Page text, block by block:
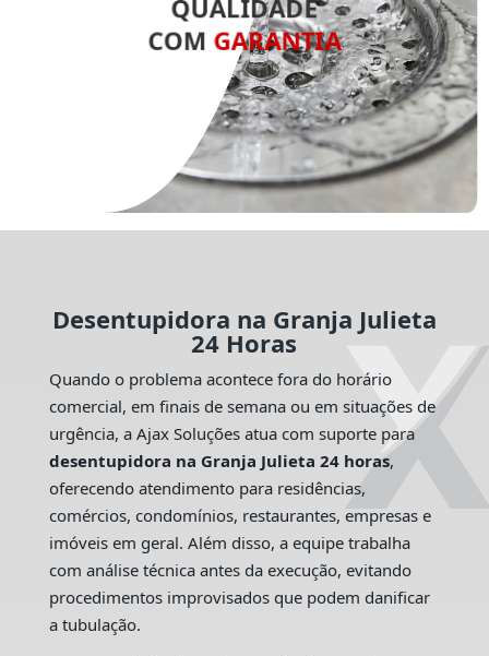
QUALIDADE
COM GARANTIA
Desentupidora na Granja Julieta
24 Horas
Quando o problema acontece fora do horário
comercial, em finais de semana ou em situações de
urgência, a Ajax Soluções atua com suporte para
desentupidora na Granja Julieta 24 horas,
oferecendo atendimento para residências,
comércios, condomínios, restaurantes, empresas e
imóveis em geral. Além disso, a equipe trabalha
com análise técnica antes da execução, evitando
procedimentos improvisados que podem danificar
a tubulação.